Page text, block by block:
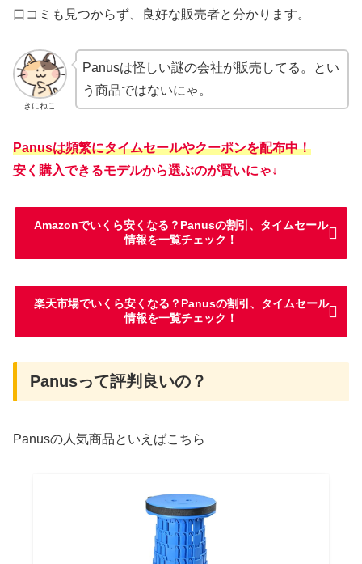
口コミも見つからず、良好な販売者と分かります。
きにねこ
Panusは怪しい謎の会社が販売してる。とい
う商品ではないにゃ。
Panusは頻繁にタイムセールやクーポンを配布中！
安く購入できるモデルから選ぶのが賢いにゃ↓
Amazonでいくら安くなる？Panusの割引、タイムセール
情報を一覧チェック！
楽天市場でいくら安くなる？Panusの割引、タイムセール
情報を一覧チェック！
Panusって評判良いの？
Panusの人気商品といえばこちら